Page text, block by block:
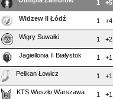
1 +5
Widzew II Łódź 1 +4
Wigry Suwałki 1 +2
Jagiellonia II Białystok 1 +1
Pelikan Łowicz 1 +1
KTS Weszło Warszawa 1 +1